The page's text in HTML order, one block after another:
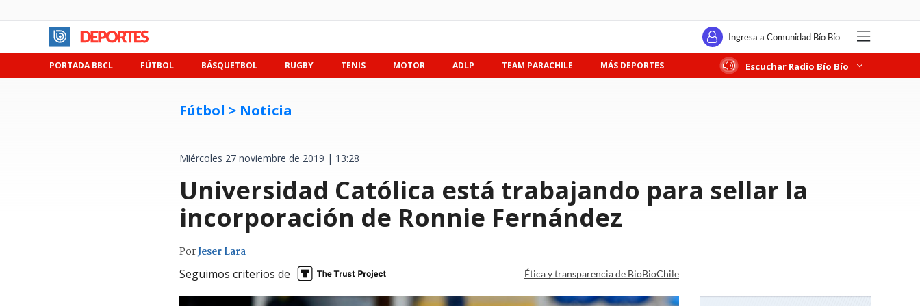
Ingresa a Comunidad Bío Bío
PORTADA BBCL FÚTBOL BÁSQUETBOL RUGBY TENIS MOTOR ADLP TEAM PARACHILE MÁS DEPORTES Escuchar Radio Bío Bío
Fútbol > Noticia
Miércoles 27 noviembre de 2019 | 13:28
Universidad Católica está trabajando para sellar la
incorporación de Ronnie Fernández
PorJeser Lara
Seguimos criterios de Ética y transparencia de BioBioChile